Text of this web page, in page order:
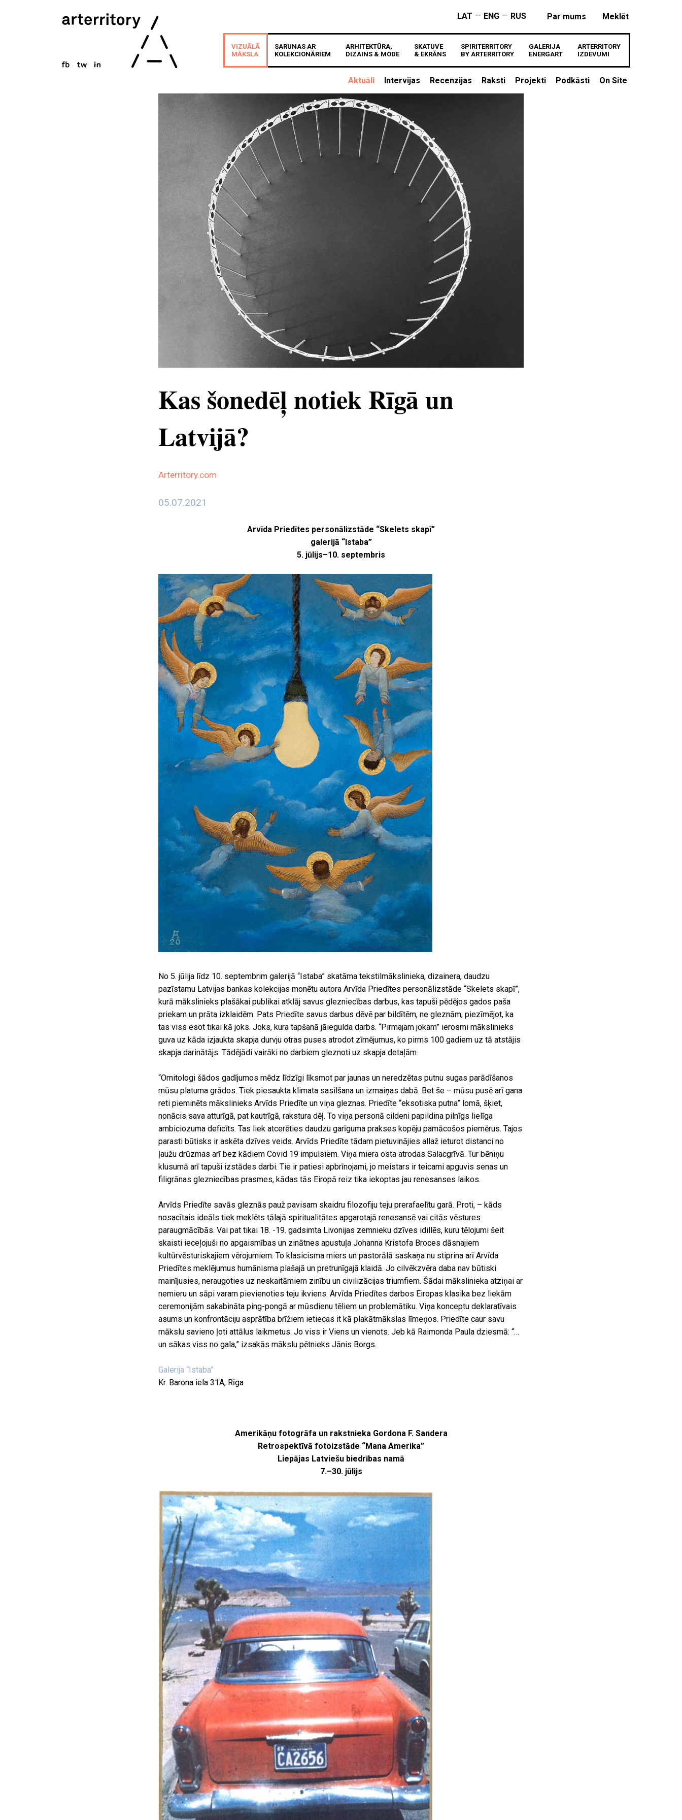
Par mums Meklēt
LAT — ENG — RUS
VIZUĀLĀ
MĀKSLA
SARUNAS AR
KOLEKCIONĀRIEM
ARHITEKTŪRA,
DIZAINS & MODE
SKATUVE
& EKRĀNS
SPIRITERRITORY
BY ARTERRITORY
GALERIJA
ENERGART
ARTERRITORY
IZDEVUMI
Aktuāli Intervijas Recenzijas Raksti Projekti Podkāsti On Site
Kas šonedēļ notiek Rīgā un
Latvijā?
Arterritory.com
05.07.2021
Arvīda Priedītes personālizstāde “Skelets skapī”
galerijā “Istaba”
5. jūlijs–10. septembris
No 5. jūlija līdz 10. septembrim galerijā “Istaba” skatāma tekstilmākslinieka, dizainera, daudzu
pazīstamu Latvijas bankas kolekcijas monētu autora Arvīda Priedītes personālizstāde “Skelets skapī”,
kurā mākslinieks plašākai publikai atklāj savus glezniecības darbus, kas tapuši pēdējos gados paša
priekam un prāta izklaidēm. Pats Priedīte savus darbus dēvē par bildītēm, ne gleznām, piezīmējot, ka
tas viss esot tikai kā joks. Joks, kura tapšanā jāiegulda darbs. “Pirmajam jokam” ierosmi mākslinieks
guva uz kāda izjaukta skapja durvju otras puses atrodot zīmējumus, ko pirms 100 gadiem uz tā atstājis
skapja darinātājs. Tādējādi vairāki no darbiem gleznoti uz skapja detaļām.
“Ornitologi šādos gadījumos mēdz līdzīgi līksmot par jaunas un neredzētas putnu sugas parādīšanos
mūsu platuma grādos. Tiek piesaukta klimata sasilšana un izmaiņas dabā. Bet še – mūsu pusē arī gana
reti pieminēts mākslinieks Arvīds Priedīte un viņa gleznas. Priedīte “eksotiska putna” lomā, šķiet,
nonācis sava atturīgā, pat kautrīgā, rakstura dēļ. To viņa personā cildeni papildina pilnīgs lielīga
ambiciozuma deficīts. Tas liek atcerēties daudzu garīguma prakses kopēju pamācošos piemērus. Tajos
parasti būtisks ir askēta dzīves veids. Arvīds Priedīte tādam pietuvinājies allaž ieturot distanci no
ļaužu drūzmas arī bez kādiem Covid 19 impulsiem. Viņa miera osta atrodas Salacgrīvā. Tur bēniņu
klusumā arī tapuši izstādes darbi. Tie ir patiesi apbrīnojami, jo meistars ir teicami apguvis senas un
filigrānas glezniecības prasmes, kādas tās Eiropā reiz tika iekoptas jau renesanses laikos.
Arvīds Priedīte savās gleznās pauž pavisam skaidru filozofiju teju prerafaelītu garā. Proti, – kāds
nosacītais ideāls tiek meklēts tālajā spiritualitātes apgarotajā renesansē vai citās vēstures
paraugmācībās. Vai pat tikai 18. -19. gadsimta Livonijas zemnieku dzīves idillēs, kuru tēlojumi šeit
skaisti ieceļojuši no apgaismības un zinātnes apustuļa Johanna Kristofa Broces dāsnajiem
kultūrvēsturiskajiem vērojumiem. To klasicisma miers un pastorālā saskaņa nu stiprina arī Arvīda
Priedītes meklējumus humānisma plašajā un pretrunīgajā klaidā. Jo cilvēkzvēra daba nav būtiski
mainījusies, neraugoties uz neskaitāmiem zinību un civilizācijas triumfiem. Šādai mākslinieka atziņai ar
nemieru un sāpi varam pievienoties teju ikviens. Arvīda Priedītes darbos Eiropas klasika bez liekām
ceremonijām sakabināta ping-pongā ar mūsdienu tēliem un problemātiku. Viņa konceptu deklaratīvais
asums un konfrontāciju asprātība brīžiem ietiecas it kā plakātmākslas līmeņos. Priedīte caur savu
mākslu savieno ļoti attālus laikmetus. Jo viss ir Viens un vienots. Jeb kā Raimonda Paula dziesmā: “…
un sākas viss no gala,” izsakās mākslu pētnieks Jānis Borgs.
Galerija “Istaba”
Kr. Barona iela 31A, Rīga
Amerikāņu fotogrāfa un rakstnieka Gordona F. Sandera
Retrospektīvā fotoizstāde “Mana Amerika”
Liepājas Latviešu biedrības namā
7.–30. jūlijs